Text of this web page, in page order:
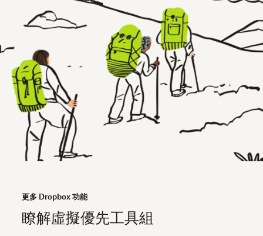
更多 Dropbox 功能
瞭解虛擬優先工具組